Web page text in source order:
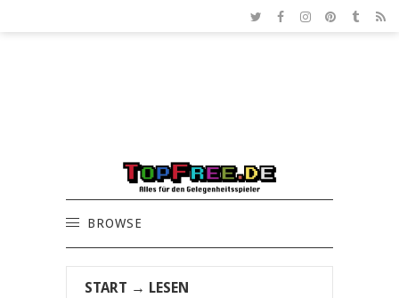
BROWSE
START → LESEN